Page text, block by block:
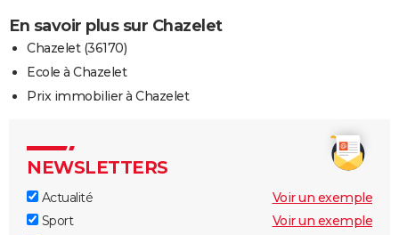
En savoir plus sur Chazelet
Chazelet (36170)
Ecole à Chazelet
Prix immobilier à Chazelet
NEWSLETTERS
Actualité
Voir un exemple
Sport
Voir un exemple